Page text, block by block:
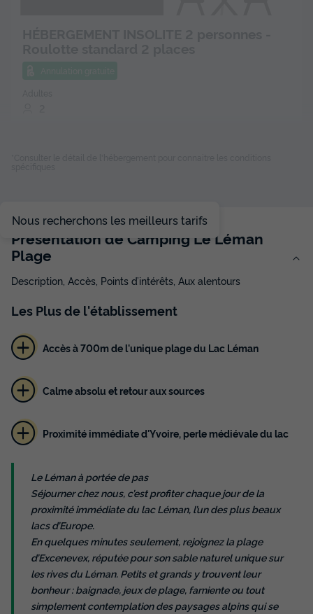
Meilleur prix pour 7 nuits
Modifier les dates
places
Annulation gratuite
Surface
18m² 2 1 1
Terrasse couverte Accès wifi
Animaux autorisés *
+ 3
Nous recherchons les meilleurs tarifs
Présentation de Camping Le Léman
Plage
Description, Accès, Points d’intérêts, Aux alentours
Les Plusde l'établissement
Accès à 700m de l'unique plage du Lac Léman
Calme absolu et retour aux sources
Proximité immédiate d'Yvoire, perle médiévale du lac
Le Léman à portée de pas
Séjourner chez nous, c’est profiter chaque jour de la
proximité immédiate du lac Léman, l’un des plus beaux
lacs d’Europe.
En quelques minutes seulement, rejoignez la plage
d’Excenevex, réputée pour son sable naturel unique sur
les rives du Léman. Petits et grands y trouvent leur
bonheur : baignade, jeux de plage, farniente ou tout
simplement contemplation des paysages alpins qui se